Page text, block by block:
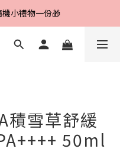
回購皆贈100元
小禮物一份🎁
回購皆贈100元
積雪草舒緩
50ml